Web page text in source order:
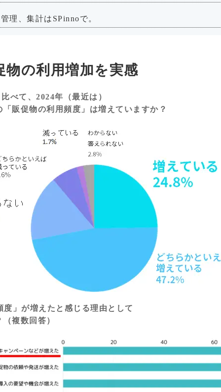
理、集計はSPinnoで。
物の利用増加を実感
べて、2024年（最近は）
販促物の利用頻度」は増えていますか？
度」が増えたと感じる理由として
複数回答）